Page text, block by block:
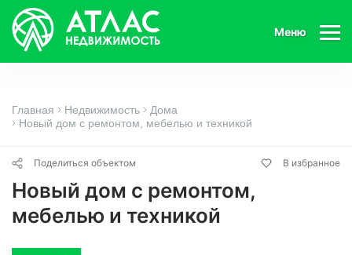
Меню
Главная Недвижимость
Дома
Новый дом с ремонтом, мебелью и техникой
Поделиться объектом В избранное
Новый дом с ремонтом,
мебелью и техникой